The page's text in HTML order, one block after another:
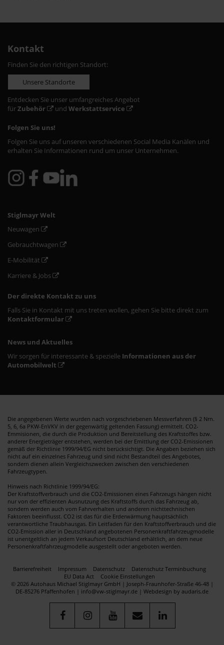
Kontakt
Finden Sie den richtigen Standort:
Unsere Standorte
Entdecken Sie unser umfangreiches Angebot
fürZubehör und Werkstattservice
Folgen Sie uns!
Folgen Sie uns auf unseren verschiedenen Social Media Kanälen und
erhalten Sie Informationen rund um unser Unternehmen.
Stiglmayr Welt
Neuwagen
Gebrauchtwagen
E-Mobilität
Karriere & Jobs
Der direkte Kontakt zu uns
Falls Sie in Kontakt mit uns treten wollen, gehen Sie bitte direkt zum
Kontaktformular
News und Aktuelles
Wir sorgen für interessante & spezielle Informationen aus der
Automobilwelt
Die angegebenen Werte wurden nach vorgeschriebenen Messverfahren (§ 2 Nrn.
5, 6, 6a PKW-EnVKV in der gegenwärtig geltenden Fassung) ermittelt. CO2-
Emmisionen, die durch die Produktion und Bereitstellung des Kraftstoffes bzw.
anderer Energieträger entstehen, werden bei der Emittlung der CO2-Emissionen
gemäß der Richtlinie 1999/94/EG nicht berücksichtigt. Die Angaben beziehen sich
nicht auf ein einzelnes Fahrzeug und sind nicht Bestandteil des Angebotes,
sondern dienen allein Vergleichszwecken zwischen den verschiedenen
Fahrzeugtypen.
Hinweis nach Richtlinie 1999/94/EG:
Der Kraftstoffverbrauch und die CO2-Emissionen eines Fahrzeugs hängen nicht
nur von der effizienten Ausnutzung des Kraftstoffs durch das Fahrzeug ab,
sondern werden auch vom Fahrverhalten und anderen nichttechnischen
Faktoren beeinflusst. CO2 ist das für die Erderwärmung hauptsächlich
verantwortliche Traubhausgas. Ein Leitfaden für den Kraftstoffverbrauch und die
CO2-Emission aller in Deutschland angebotenen Personenkraftfahrzeugmodelle
ist unentgeltlich an jedem Verkaufsort Deutschland erhältlich, an dem neue
Personenkraftfahrzeugmodelle ausgestellt oder angeboten werden.
Barrierefreiheit Impressum Datenschutz
Datenschutz Terminbuchung
EU Data Act
Cookie Einstellungen
© 2026 Autohaus Michael Stiglmayr GmbH | Joseph-Fraunhofer-Straße 46-48 |
DE-85276 Pfaffenhofen | info@vw-stiglmayr.de | Webdesign by audaris.de